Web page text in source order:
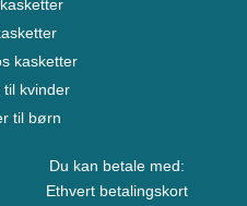
kasketter
til kvinder
til børn
Du kan betale med:
Ethvert betalingskort